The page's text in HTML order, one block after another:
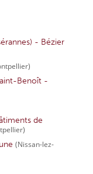
- Bézier
Benoît -
de
(Nissan-lez-